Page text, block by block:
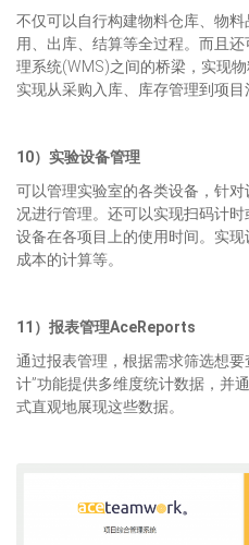
不仅可以自行构建物料仓库、物
用、出库、结算等全过程。而且
理系统(WMS)之间的桥梁，实现
实现从采购入库、库存管理到项目
10）实验设备管理
可以管理实验室的各类设备，针
况进行管理。还可以实现扫码计
设备在各项目上的使用时间。实
成本的计算等。
11）报表管理AceReports
通过报表管理，根据需求筛选想
计”功能提供多维度统计数据，并
式直观地展现这些数据。